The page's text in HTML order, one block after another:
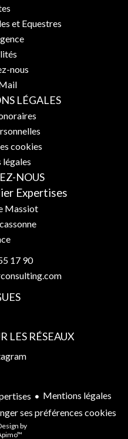
et Equestres
nous
LÉGALES
cookies
NOUS
Expertises
Massiot
17 90
LES RÉSEAUX
Mentions légales
ses préférences cookies
by